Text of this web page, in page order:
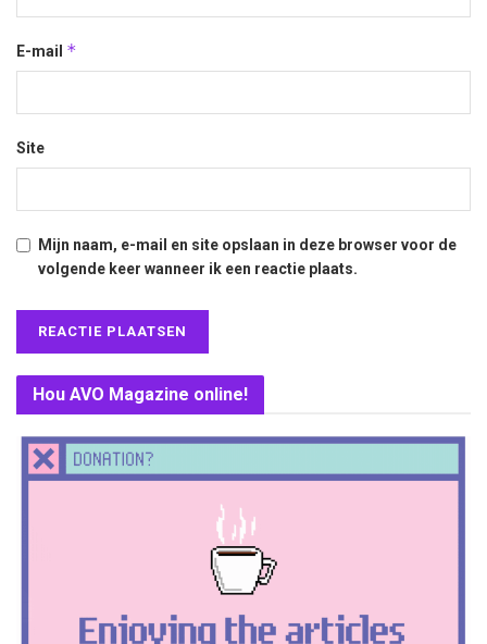
E-mail *
Site
Mijn naam, e-mail en site opslaan in deze browser voor de
volgende keer wanneer ik een reactie plaats.
Hou AVO Magazine online!